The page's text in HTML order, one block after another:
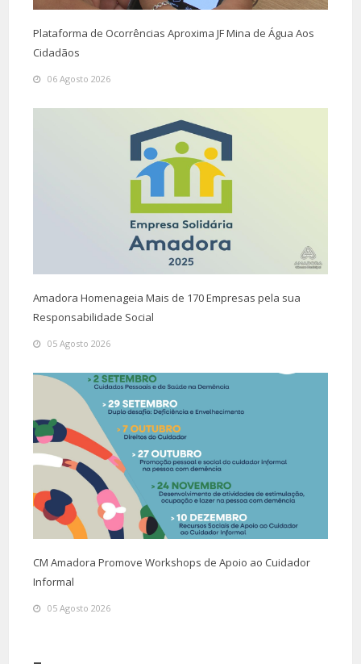
Plataforma de Ocorrências Aproxima JF Mina de Água Aos
Cidadãos
06 Agosto 2026
Amadora Homenageia Mais de 170 Empresas pela sua
Responsabilidade Social
05 Agosto 2026
CM Amadora Promove Workshops de Apoio ao Cuidador
Informal
05 Agosto 2026